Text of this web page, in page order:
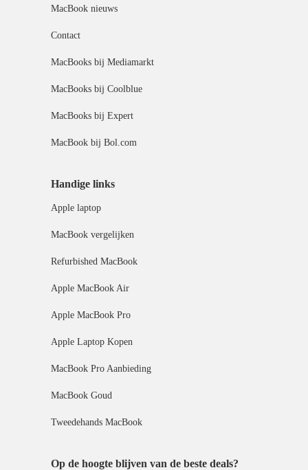
MacBook nieuws
Contact
MacBooks bij Mediamarkt
MacBooks bij Coolblue
MacBooks bij Expert
MacBook bij Bol.com
Handige links
Apple laptop
MacBook vergelijken
Refurbished MacBook
Apple MacBook Air
Apple MacBook Pro
Apple Laptop Kopen
MacBook Pro Aanbieding
MacBook Goud
Tweedehands MacBook
Op de hoogte blijven van de beste deals?